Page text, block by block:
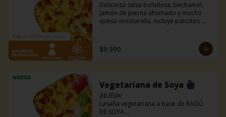
Deliciosa salsa boloñesa, bechamel,
jamón de pierna ahumado y mucho
queso mozzarella. Incluye pancitos
$9.990
Vegetariana de Soya
¡NUEVA!
Lasaña vegetariana a base de RAGÚ
DE SOYA.